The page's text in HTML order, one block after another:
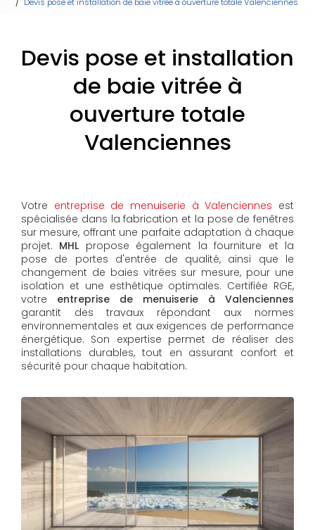
Devis pose et installation
de baie vitrée à
ouverture totale
Valenciennes
Votre entreprise de menuiserie à Valenciennes est
spécialisée dans la fabrication et la pose de fenêtres
sur mesure, offrant une parfaite adaptation à chaque
projet. MHL propose également la fourniture et la
pose de portes d'entrée de qualité, ainsi que le
changement de baies vitrées sur mesure, pour une
isolation et une esthétique optimales. Certifiée RGE,
votre entreprise de menuiserie à Valenciennes
garantit des travaux répondant aux normes
environnementales et aux exigences de performance
énergétique. Son expertise permet de réaliser des
installations durables, tout en assurant confort et
sécurité pour chaque habitation.